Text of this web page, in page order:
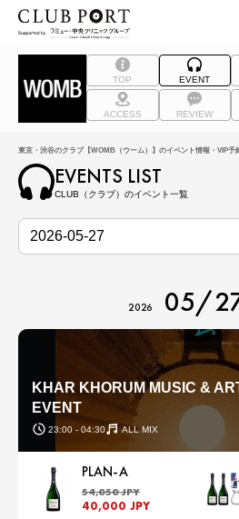
TOP EVENT
ACCESS REVIEW
東京・渋谷のクラブ【WOMB（ウーム）】のイベント情報・VIP予
EVENTS LIST
CLUB（クラブ）のイベント一覧
2026 05/
KHAR KHORUM MUSIC &
EVENT
23:00 - 04:30 ALL MIX
PLAN-A
54,050 JPY
40,000 JPY